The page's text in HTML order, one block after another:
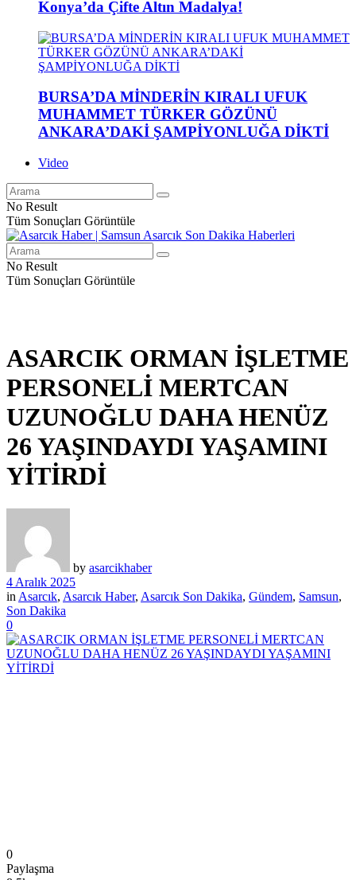
Konya’da Çifte Altın Madalya!
BURSA’DA MİNDERİN KIRALI UFUK
MUHAMMET TÜRKER GÖZÜNÜ
ANKARA’DAKİ ŞAMPİYONLUĞA DİKTİ
Video
No Result
Tüm Sonuçları Görüntüle
No Result
Tüm Sonuçları Görüntüle
ASARCIK ORMAN İŞLETME
PERSONELİ MERTCAN
UZUNOĞLU DAHA HENÜZ
26 YAŞINDAYDI YAŞAMINI
YİTİRDİ
by asarcikhaber
4 Aralık 2025
in Asarcık, Asarcık Haber, Asarcık Son Dakika, Gündem, Samsun,
Son Dakika
0
0
Paylaşma